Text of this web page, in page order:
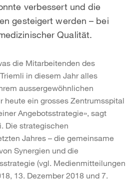
verbessert und die
gesteigert werden – bei
Qualität.
die Mitarbeitenden des
in diesem Jahr alles
aussergewöhnlichen
heute ein grosses Zentrumsspital
Angebotsstrategie», sagt
Die strategischen
Jahres – die gemeinsame
Synergien und die
(vgl. Medienmitteilungen
13. Dezember 2018 und 7.